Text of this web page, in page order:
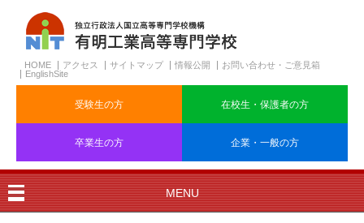
HOME アクセス サイトマップ 情報公開
お問い合わせ・ご意見箱
EnglishSite
受験生の方 在校生・保護者の方
卒業生の方 企業・一般の方
MENU